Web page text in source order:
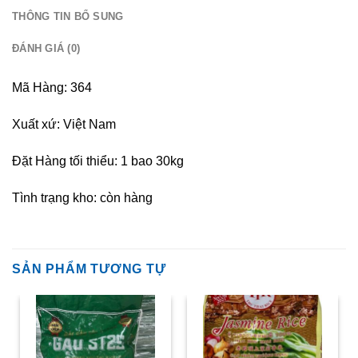
THÔNG TIN BỔ SUNG
ĐÁNH GIÁ (0)
Mã Hàng: 364
Xuất xứ: Việt Nam
Đặt Hàng tối thiểu: 1 bao 30kg
Tình trạng kho: còn hàng
SẢN PHẨM TƯƠNG TỰ